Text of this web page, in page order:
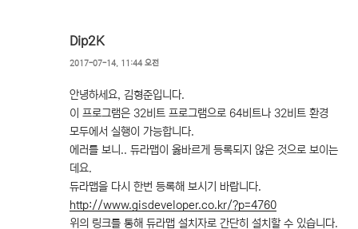
Dip2K
2017-07-14, 11:44 오전
안녕하세요, 김형준입니다.
이 프로그램은 32비트 프로그램으로 64비트나 32비트 환경
모두에서 실행이 가능합니다.
에러를 보니.. 듀라맵이 옳바르게 등록되지 않은 것으로 보이는
데요.
듀라맵을 다시 한번 등록해 보시기 바랍니다.
http://www.gisdeveloper.co.kr/?p=4760
위의 링크를 통해 듀라맵 설치자로 간단히 설치할 수 있습니다.